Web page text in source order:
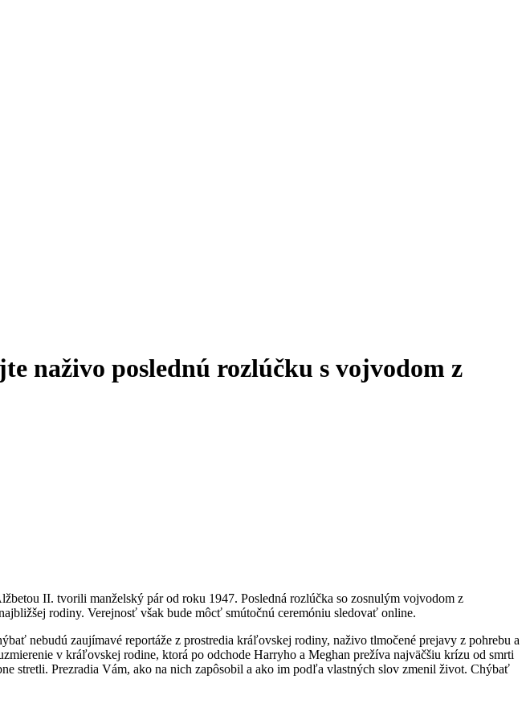
naživo poslednú rozlúčku s vojvodom z
II. tvorili manželský pár od roku 1947. Posledná rozlúčka so zosnulým vojvodom z
rodiny. Verejnosť však bude môcť smútočnú ceremóniu sledovať online.
nebudú zaujímavé reportáže z prostredia kráľovskej rodiny, naživo tlmočené prejavy z pohrebu a
v kráľovskej rodine, ktorá po odchode Harryho a Meghan prežíva najväčšiu krízu od smrti
stretli. Prezradia Vám, ako na nich zapôsobil a ako im podľa vlastných slov zmenil život. Chýbať